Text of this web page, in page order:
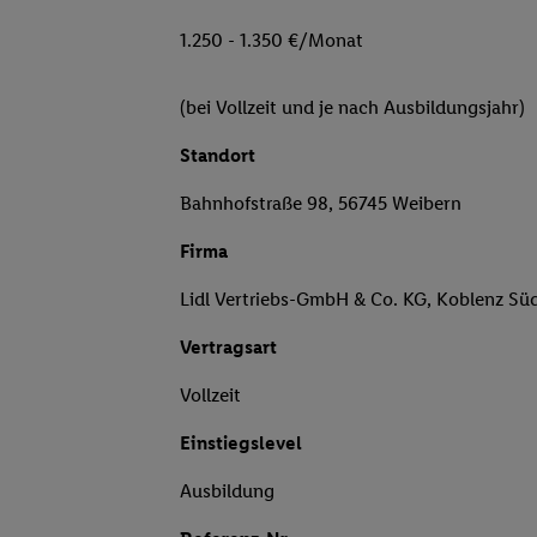
1.250 - 1.350 €/Monat
(bei Vollzeit und je nach Ausbildungsjahr)
Standort
Bahnhofstraße 98, 56745 Weibern
Firma
Lidl Vertriebs-GmbH & Co. KG, Koblenz
Vertragsart
Vollzeit
Einstiegslevel
Ausbildung